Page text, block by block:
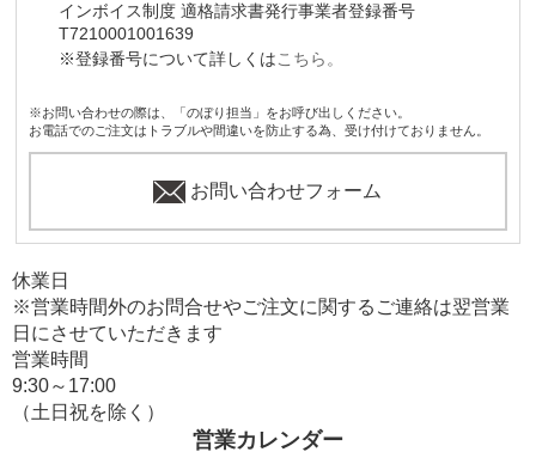
インボイス制度 適格請求書発行事業者登録番号
T7210001001639
※登録番号について詳しくはこちら。
※お問い合わせの際は、「のぼり担当」をお呼び出しください。
お電話でのご注文はトラブルや間違いを防止する為、受け付けておりません。
お問い合わせフォーム
営業カレンダー
休業日
※営業時間外のお問合せやご注文に関するご連絡は翌営業
日にさせていただきます
営業時間
9:30～17:00
（土日祝を除く）